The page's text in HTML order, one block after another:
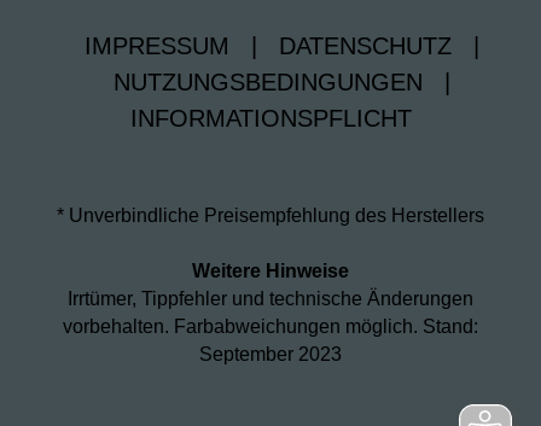
IMPRESSUM DATENSCHUTZ
NUTZUNGSBEDINGUNGEN
INFORMATIONSPFLICHT
* Unverbindliche Preisempfehlung des Herstellers
Weitere Hinweise
Irrtümer, Tippfehler und technische Änderungen
vorbehalten. Farbabweichungen möglich. Stand:
September 2023